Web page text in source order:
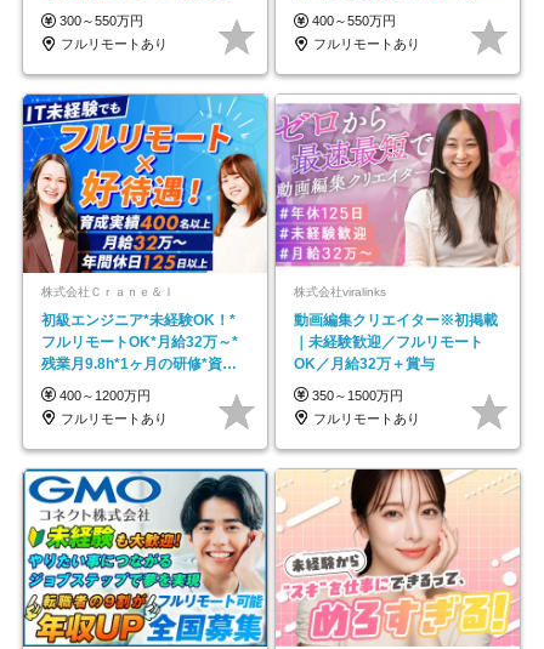
で18時退勤◎
300～550万円
フルリモートあり
モートOK
400～550万円
フルリモートあり
株式会社Ｃｒａｎｅ＆Ｉ
初級エンジニア*未経験OK！*
フルリモートOK*月給32万～*
残業月9.8h*1ヶ月の研修*資格
取得率100％
400～1200万円
フルリモートあり
株式会社viralinks
動画編集クリエイター※初掲載
｜未経験歓迎／フルリモート
OK／月給32万＋賞与
350～1500万円
フルリモートあり